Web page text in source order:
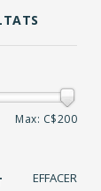
Max: C$200
EFFACER